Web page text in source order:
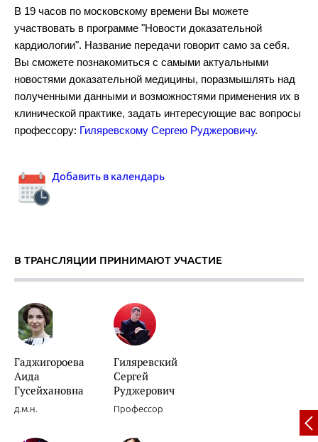
Рекомендации по диагностике и лечению тромбоэмболии
Вариабельность артериального давления.
В 19 часов по московскому времени Вы можете
участвовать в программе "Новости доказательной
кардиологии". Название передачи говорит само за себя.
Вы сможете познакомиться с самыми актуальными
новостями доказательной медицины, поразмышлять над
полученными данными и возможностями применения их в
клинической практике, задать интересующие вас вопросы
профессору: Гиляревскому Сергею Руджеровичу.
Добавить в календарь
В ТРАНСЛЯЦИИ ПРИНИМАЮТ УЧАСТИЕ
Гаджигороева
Аида
Гусейхановна
д.м.н.
Гиляревский
Сергей
Руджерович
Профессор